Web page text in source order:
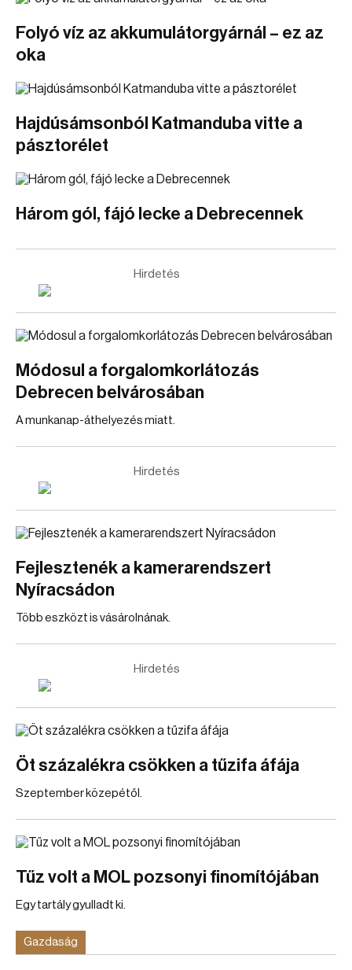
Folyó víz az akkumulátorgyárnál – ez az
oka
Hajdúsámsonból Katmanduba vitte a
pásztorélet
Három gól, fájó lecke a Debrecennek
Hirdetés
Módosul a forgalomkorlátozás
Debrecen belvárosában
A munkanap-áthelyezés miatt.
Hirdetés
Fejlesztenék a kamerarendszert
Nyíracsádon
Több eszközt is vásárolnának.
Hirdetés
Öt százalékra csökken a tűzifa áfája
Szeptember közepétől.
Tűz volt a MOL pozsonyi finomítójában
Egy tartály gyulladt ki.
Gazdaság